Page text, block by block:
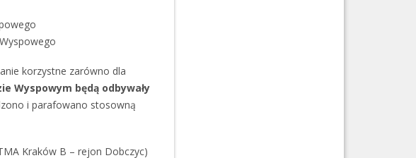
korzystne zarówno dla
Wyspowym będą odbywały
i parafowano stosowną
Kraków B – rejon Dobczyc)